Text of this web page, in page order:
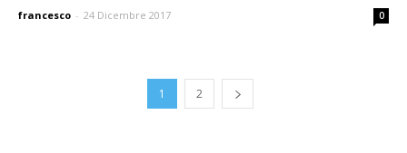
francesco - 24 Dicembre 2017 0
1 2